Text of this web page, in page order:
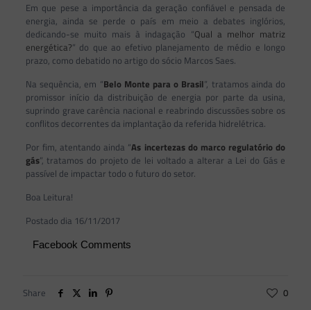
Em que pese a importância da geração confiável e pensada de
energia, ainda se perde o país em meio a debates inglórios,
dedicando-se muito mais à indagação “Qual a melhor matriz
energética?” do que ao efetivo planejamento de médio e longo
prazo, como debatido no artigo do sócio Marcos Saes.
Na sequência, em “Belo Monte para o Brasil”, tratamos ainda do
promissor início da distribuição de energia por parte da usina,
suprindo grave carência nacional e reabrindo discussões sobre os
conflitos decorrentes da implantação da referida hidrelétrica.
Por fim, atentando ainda “As incertezas do marco regulatório do
gás”, tratamos do projeto de lei voltado a alterar a Lei do Gás e
passível de impactar todo o futuro do setor.
Boa Leitura!
Postado dia 16/11/2017
Facebook Comments
Share 0